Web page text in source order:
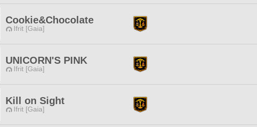
Cookie&Chocolate
Ifrit [Gaia]
UNICORN'S PINK
Ifrit [Gaia]
Kill on Sight
Ifrit [Gaia]